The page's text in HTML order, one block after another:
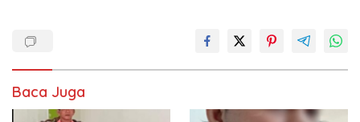
Baca Juga